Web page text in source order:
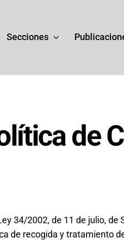
Secciones
de
34/2002, de 11 de julio,
de recogida y tratamiento